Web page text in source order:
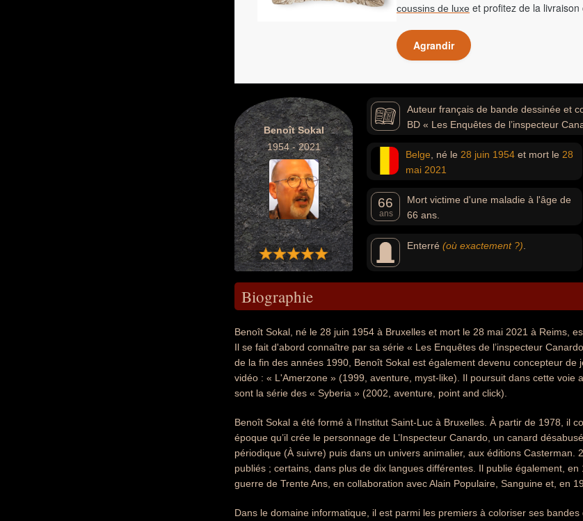
coussins de luxe et profitez de la livraison
Agrandir
Benoît Sokal
1954 - 2021
Auteur français de bande dessinée et
BD « Les Enquêtes de l’inspecteur
série des « Syberia » (2002, aventure, point and
Belge , né le 28 juin 1954 et mort le 28
mai 2021
66
ans
Mort victime d'une maladie à l'âge de
66 ans.
Enterré (où exactement ?)
Biographie
Benoît Sokal, né le 28 juin 1954 à Bruxelles et mort le 28 mai 2021 à Reims,
Il se fait d'abord connaître par sa série « Les Enquêtes de l’inspecteur
de la fin des années 1990, Benoît Sokal est également devenu concepteur
vidéo : « L'Amerzone » (1999, aventure, myst-like). Il poursuit dans cette voie
sont la série des « Syberia » (2002, aventure, point and click).
Benoît Sokal a été formé à l’Institut Saint-Luc à Bruxelles. À partir de 1978, il
époque qu’il crée le personnage de L’Inspecteur Canardo, un canard
périodique (À suivre) puis dans un univers animalier, aux éditions Casterman.
publiés ; certains, dans plus de dix langues différentes. Il publie également,
guerre de Trente Ans, en collaboration avec Alain Populaire, Sanguine et, en
Dans le domaine informatique, il est parmi les premiers à coloriser ses bandes